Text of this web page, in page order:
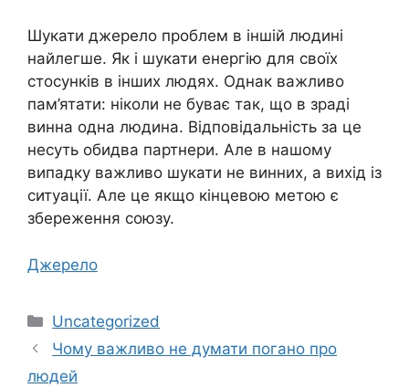
Шукати джерело проблем в іншій людині
найлегше. Як і шукати енергію для своїх
стосунків в інших людях. Однак важливо
пам’ятати: ніколи не буває так, що в зраді
винна одна людина. Відповідальність за це
несуть обидва партнери. Але в нашому
випадку важливо шукати не винних, а вихід із
ситуації. Але це якщо кінцевою метою є
збереження союзу.
Джерело
Категорії
Uncategorized
Чому важливо не думати погано про
людей